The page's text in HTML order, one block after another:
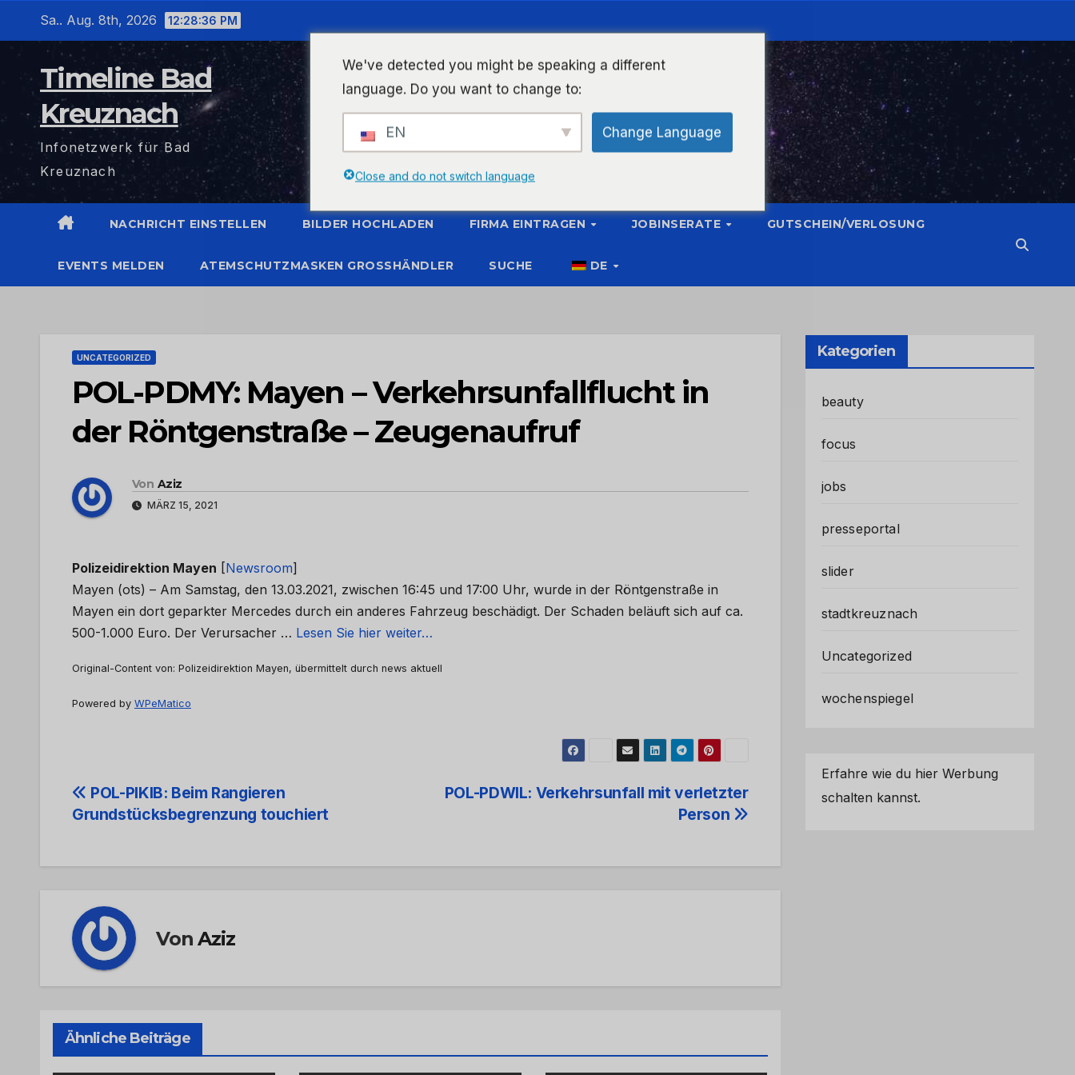
Sa.. Aug. 8th, 2026 12:28:37 PM
Timeline Bad
Kreuznach
Infonetzwerk für Bad
Kreuznach
NACHRICHT EINSTELLEN BILDER HOCHLADEN FIRMA EINTRAGEN JOBINSERATE GUTSCHEIN/VERLOSUNG
EVENTS MELDEN ATEMSCHUTZMASKEN GROSSHÄNDLER SUCHE DE
UNCATEGORIZED
POL-PDMY: Mayen – Verkehrsunfallflucht in
der Röntgenstraße – Zeugenaufruf
Von Aziz
MÄRZ 15, 2021
Polizeidirektion Mayen [Newsroom]
Mayen (ots) – Am Samstag, den 13.03.2021, zwischen 16:45 und 17:00 Uhr, wurde in der Röntgenstraße in
Mayen ein dort geparkter Mercedes durch ein anderes Fahrzeug beschädigt. Der Schaden beläuft sich auf ca.
500-1.000 Euro. Der Verursacher … Lesen Sie hier weiter…
Original-Content von: Polizeidirektion Mayen, übermittelt durch news aktuell
Powered by WPeMatico
Beitrags-
Navigation
POL-PDWIL: Verkehrsunfall mit verletzter
Person
POL-PIKIB: Beim Rangieren
Grundstücksbegrenzung touchiert
VonAziz
Ähnliche Beiträge
Kategorien
beauty
focus
jobs
presseportal
slider
stadtkreuznach
Uncategorized
wochenspiegel
Erfahre wie du hier Werbung
schalten kannst.
We've detected you might be speaking a different
language. Do you want to change to:
EN Change Language
Close and do not switch language